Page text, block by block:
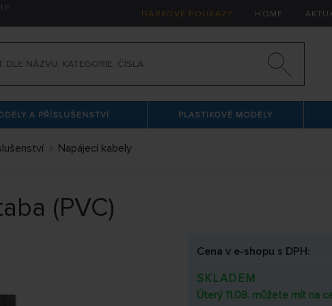
DÁRKOVÉ POUKAZY HOME
A PŘÍSLUŠENSTVÍ PLASTIKOVÉ MODELY
Napájecí kabely
(PVC)
Cena v e-shopu s DPH:
SKLADEM
Úterý 11.08. můžete mít na